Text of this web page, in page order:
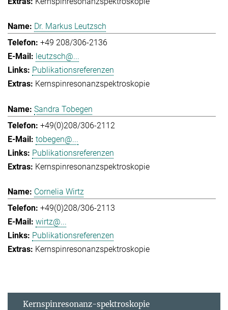
Dr. Markus Leutzsch
+49 208/306-2136
leutzsch@...
Publikationsreferenzen
Kernspinresonanzspektroskopie
Sandra Tobegen
+49(0)208/306-2112
tobegen@...
Publikationsreferenzen
Kernspinresonanzspektroskopie
Cornelia Wirtz
+49(0)208/306-2113
wirtz@...
Publikationsreferenzen
Kernspinresonanzspektroskopie
Kernspinresonanz-spektroskopie